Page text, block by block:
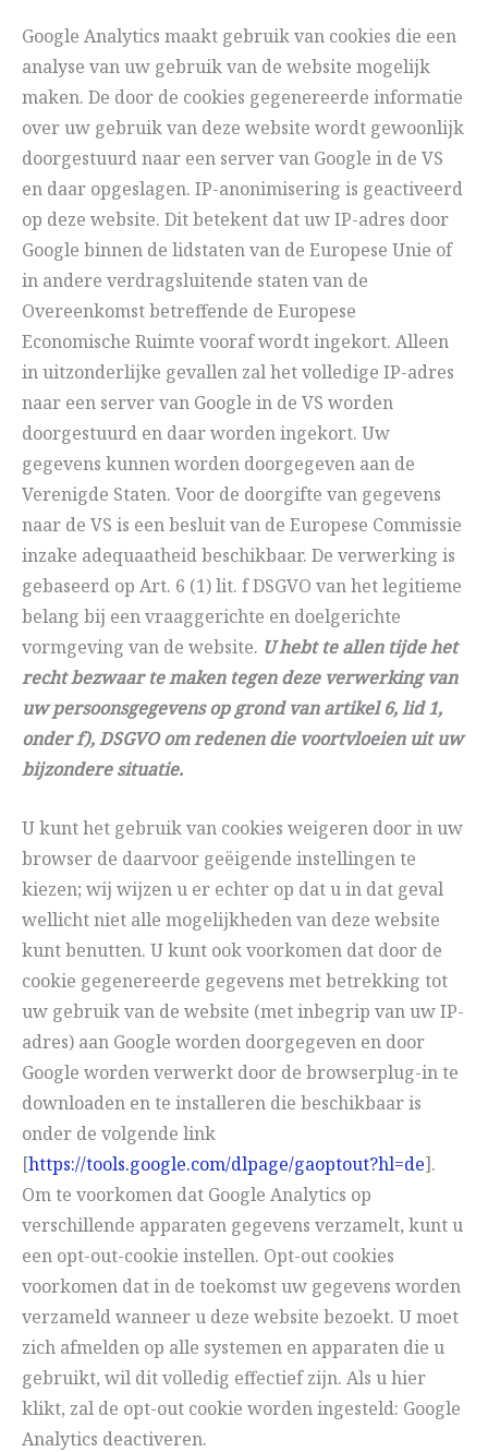
Google Analytics maakt gebruik van cookies die een
analyse van uw gebruik van de website mogelijk
maken. De door de cookies gegenereerde informatie
over uw gebruik van deze website wordt gewoonlijk
doorgestuurd naar een server van Google in de VS
en daar opgeslagen. IP-anonimisering is geactiveerd
op deze website. Dit betekent dat uw IP-adres door
Google binnen de lidstaten van de Europese Unie of
in andere verdragsluitende staten van de
Overeenkomst betreffende de Europese
Economische Ruimte vooraf wordt ingekort. Alleen
in uitzonderlijke gevallen zal het volledige IP-adres
naar een server van Google in de VS worden
doorgestuurd en daar worden ingekort. Uw
gegevens kunnen worden doorgegeven aan de
Verenigde Staten. Voor de doorgifte van gegevens
naar de VS is een besluit van de Europese Commissie
inzake adequaatheid beschikbaar. De verwerking is
gebaseerd op Art. 6 (1) lit. f DSGVO van het legitieme
belang bij een vraaggerichte en doelgerichte
vormgeving van de website. U hebt te allen tijde het
recht bezwaar te maken tegen deze verwerking van
uw persoonsgegevens op grond van artikel 6, lid 1,
onder f), DSGVO om redenen die voortvloeien uit uw
bijzondere situatie.
U kunt het gebruik van cookies weigeren door in uw
browser de daarvoor geëigende instellingen te
kiezen; wij wijzen u er echter op dat u in dat geval
wellicht niet alle mogelijkheden van deze website
kunt benutten. U kunt ook voorkomen dat door de
cookie gegenereerde gegevens met betrekking tot
uw gebruik van de website (met inbegrip van uw IP-
adres) aan Google worden doorgegeven en door
Google worden verwerkt door de browserplug-in te
downloaden en te installeren die beschikbaar is
onder de volgende link
[https://tools.google.com/dlpage/gaoptout?hl=de].
Om te voorkomen dat Google Analytics op
verschillende apparaten gegevens verzamelt, kunt u
een opt-out-cookie instellen. Opt-out cookies
voorkomen dat in de toekomst uw gegevens worden
verzameld wanneer u deze website bezoekt. U moet
zich afmelden op alle systemen en apparaten die u
gebruikt, wil dit volledig effectief zijn. Als u hier
klikt, zal de opt-out cookie worden ingesteld: Google
Analytics deactiveren.